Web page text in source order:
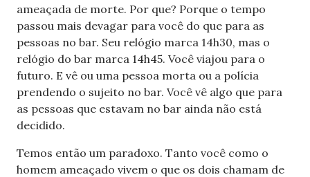
ameaçada de morte. Por que? Porque o tempo
passou mais devagar para você do que para as
pessoas no bar. Seu relógio marca 14h30, mas o
relógio do bar marca 14h45. Você viajou para o
futuro. E vê ou uma pessoa morta ou a polícia
prendendo o sujeito no bar. Você vê algo que para
as pessoas que estavam no bar ainda não está
decidido.
Temos então um paradoxo. Tanto você como o
homem ameaçado vivem o que os dois chamam de